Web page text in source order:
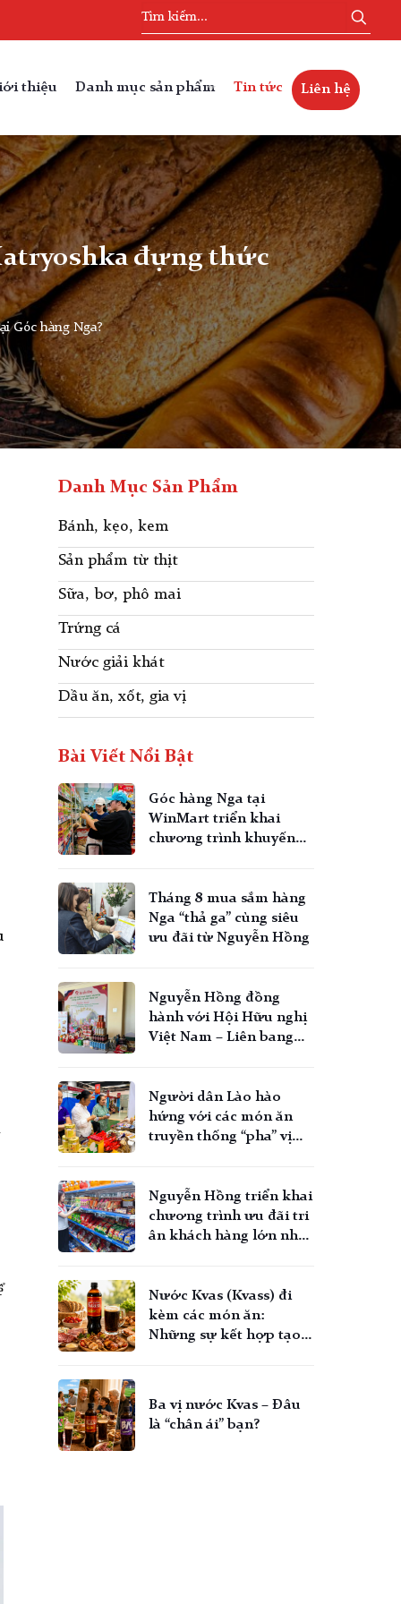
thiệu Danh mục sản phẩm Tin tức Liên hệ
đựng thức
Góc hàng Nga?
Danh Mục Sản Phẩm
Bánh, kẹo, kem
Sản phẩm từ thịt
Sữa, bơ, phô mai
Trứng cá
Nước giải khát
Dầu ăn, xốt, gia vị
Bài Viết Nổi Bật
Góc hàng Nga tại
WinMart triển khai
chương trình khuyến
Tháng 8 mua sắm hàng
Nga “thả ga” cùng siêu
ưu đãi từ Nguyễn Hồng
Nguyễn Hồng đồng
hành với Hội Hữu nghị
Việt Nam – Liên bang
người Việt
Người dân Lào hào
hứng với các món ăn
truyền thống “pha” vị
Nguyễn Hồng triển khai
chương trình ưu đãi tri
ân khách hàng lớn nhất
Nước Kvas (Kvass) đi
kèm các món ăn:
Những sự kết hợp tạo
Ba vị nước Kvas – Đâu
là “chân ái” bạn?